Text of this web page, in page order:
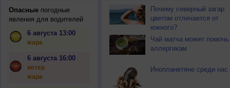
Опасныепогодные
явления для водителей
6 августа 13:00
жара
6 августа 16:00
ветер
жара
Почему северный загар
цветом отличается от
южного?
Чай матча может помочь
аллергикам
Инопланетяне среди нас